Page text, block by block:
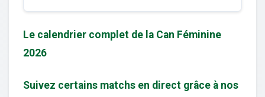
Le calendrier complet de la Can Féminine
2026
Suivez certains matchs en direct grâce à nos